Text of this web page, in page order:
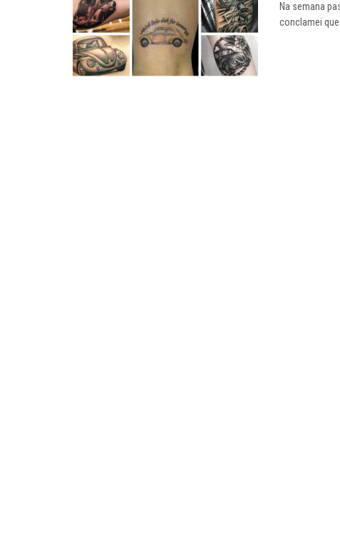
Na semana
conclamei que